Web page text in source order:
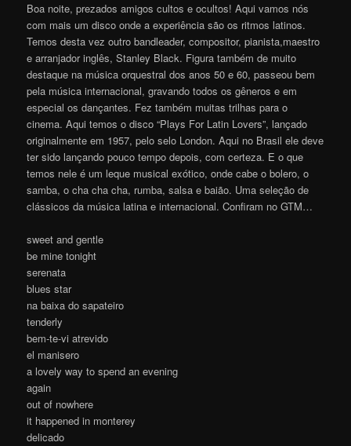
Boa noite, prezados amigos cultos e ocultos! Aqui vamos nós
com mais um disco onde a experiência são os ritmos latinos.
Temos desta vez outro bandleader, compositor, pianista,maestro
e arranjador inglês, Stanley Black. Figura também de muito
destaque na música orquestral dos anos 50 e 60, passeou bem
pela música internacional, gravando todos os gêneros e em
especial os dançantes. Fez também muitas trilhas para o
cinema. Aqui temos o disco “Plays For Latin Lovers”, lançado
originalmente em 1957, pelo selo London. Aqui no Brasil ele deve
ter sido lançando pouco tempo depois, com certeza. E o que
temos nele é um leque musical exótico, onde cabe o bolero, o
samba, o cha cha cha, rumba, salsa e baião. Uma seleção de
clássicos da música latina e internacional. Confiram no GTM…
sweet and gentle
be mine tonight
serenata
blues star
na baixa do sapateiro
tenderly
bem-te-vi atrevido
el manisero
a lovely way to spend an evening
again
out of nowhere
it happened in monterey
delicado